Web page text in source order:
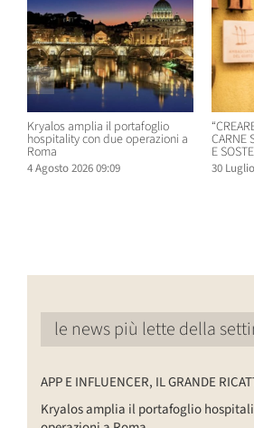
Kryalos amplia il portafoglio
hospitality con due operazioni a
Roma
4 Agosto 2026 09:09
CARNE
E
30
le news più lette della
APP E INFLUENCER, IL GRANDE
Kryalos amplia il portafoglio